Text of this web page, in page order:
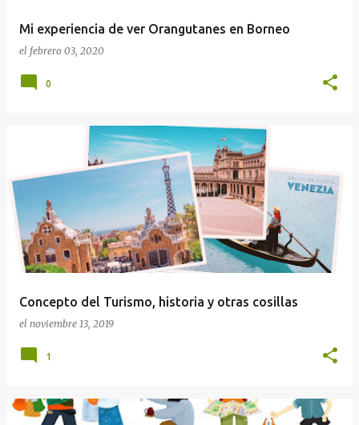
Mi experiencia de ver Orangutanes en Borneo
el febrero 03, 2020
0
Concepto del Turismo, historia y otras cosillas
el noviembre 13, 2019
1